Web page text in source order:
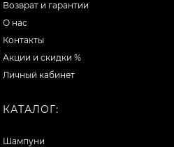
Возврат и гарантии
О нас
Контакты
Акции и скидки %
Личный кабинет
КАТАЛОГ:
Шампуни